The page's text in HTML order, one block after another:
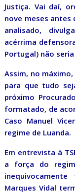
Justiça. Vai daí,
nove meses antes
analisado,
acérrima
Portugal) não
Assim, no
para que tudo
próximo
formatado, de
Caso Manuel
regime de Luanda.
Em entrevista à
a força do
Marques Vidal